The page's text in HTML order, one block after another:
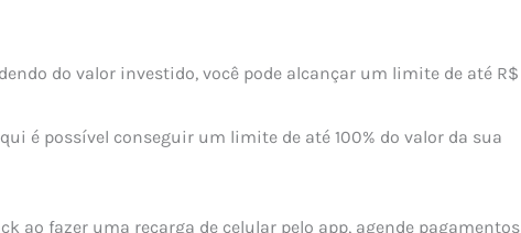
do valor investido, você pode alcançar um limite de até R$
é possível conseguir um limite de até 100% do valor da sua
ao fazer uma recarga de celular pelo app, agende pagamentos